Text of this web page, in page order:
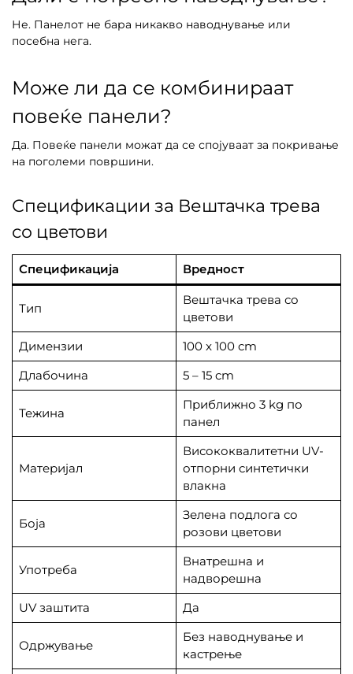
Не. Панелот не бара никакво наводнување или
посебна нега.
Може ли да се комбинираат
повеќе панели?
Да. Повеќе панели можат да се спојуваат за покривање
на поголеми површини.
Спецификации за Вештачка трева
со цветови
Спецификација Вредност
Тип
Вештачка трева со
цветови
Димензии
100 x 100 cm
Длабочина
5 – 15 cm
Тежина
Приближно 3 kg по
панел
Материјал
Висококвалитетни UV-
отпорни синтетички
влакна
Боја
Зелена подлога со
розови цветови
Употреба
Внатрешна и
надворешна
UV заштита
Да
Одржување
Без наводнување и
кастрење